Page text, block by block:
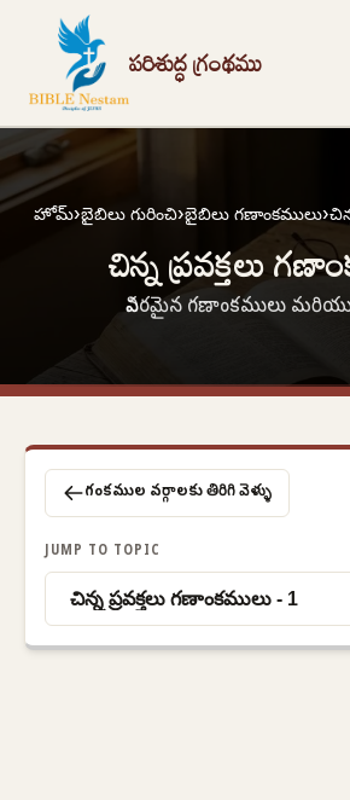
పరిశుద్ధ గ్రంథము
హోమ్›బైబిలు గురించి›బైబిలు గణాంకములు›
చిన్న ప్రవక్తలు
వివరమైన గణాంకములు మరియు
గణాంకముల వర్గాలకు తిరిగి వెళ్ళు
JUMP TO TOPIC